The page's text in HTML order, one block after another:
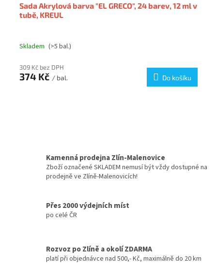
Sada Akrylová barva "EL GRECO", 24 barev, 12 ml v
tubě, KREUL
Skladem (>5 bal.)
309 Kč bez DPH
374 Kč / bal. Do košíku
Kamenná prodejna Zlín-Malenovice
Zboží označené SKLADEM nemusí být vždy dostupné na
prodejně ve Zlíně-Malenovicích!
Přes 2000 výdejních míst
po celé ČR
Rozvoz po Zlíně a okolí ZDARMA
platí při objednávce nad 500,- Kč, maximálně do 20 km